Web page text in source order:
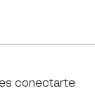
conectarte